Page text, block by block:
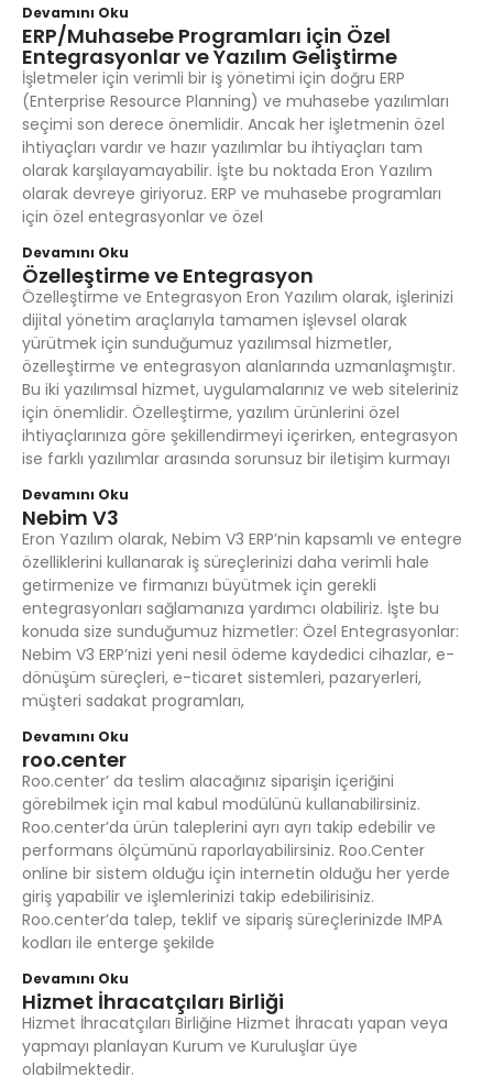
Devamını Oku
ERP/Muhasebe Programları için Özel
Entegrasyonlar ve Yazılım Geliştirme
İşletmeler için verimli bir iş yönetimi için doğru ERP
(Enterprise Resource Planning) ve muhasebe yazılımları
seçimi son derece önemlidir. Ancak her işletmenin özel
ihtiyaçları vardır ve hazır yazılımlar bu ihtiyaçları tam
olarak karşılayamayabilir. İşte bu noktada Eron Yazılım
olarak devreye giriyoruz. ERP ve muhasebe programları
için özel entegrasyonlar ve özel
Devamını Oku
Özelleştirme ve Entegrasyon
Özelleştirme ve Entegrasyon Eron Yazılım olarak, işlerinizi
dijital yönetim araçlarıyla tamamen işlevsel olarak
yürütmek için sunduğumuz yazılımsal hizmetler,
özelleştirme ve entegrasyon alanlarında uzmanlaşmıştır.
Bu iki yazılımsal hizmet, uygulamalarınız ve web siteleriniz
için önemlidir. Özelleştirme, yazılım ürünlerini özel
ihtiyaçlarınıza göre şekillendirmeyi içerirken, entegrasyon
ise farklı yazılımlar arasında sorunsuz bir iletişim kurmayı
Devamını Oku
Nebim V3
Eron Yazılım olarak, Nebim V3 ERP’nin kapsamlı ve entegre
özelliklerini kullanarak iş süreçlerinizi daha verimli hale
getirmenize ve firmanızı büyütmek için gerekli
entegrasyonları sağlamanıza yardımcı olabiliriz. İşte bu
konuda size sunduğumuz hizmetler: Özel Entegrasyonlar:
Nebim V3 ERP’nizi yeni nesil ödeme kaydedici cihazlar, e-
dönüşüm süreçleri, e-ticaret sistemleri, pazaryerleri,
müşteri sadakat programları,
Devamını Oku
roo.center
Roo.center’ da teslim alacağınız siparişin içeriğini
görebilmek için mal kabul modülünü kullanabilirsiniz.
Roo.center’da ürün taleplerini ayrı ayrı takip edebilir ve
performans ölçümünü raporlayabilirsiniz. Roo.Center
online bir sistem olduğu için internetin olduğu her yerde
giriş yapabilir ve işlemlerinizi takip edebilirisiniz.
Roo.center’da talep, teklif ve sipariş süreçlerinizde IMPA
kodları ile enterge şekilde
Devamını Oku
Hizmet İhracatçıları Birliği
Hizmet İhracatçıları Birliğine Hizmet İhracatı yapan veya
yapmayı planlayan Kurum ve Kuruluşlar üye
olabilmektedir.